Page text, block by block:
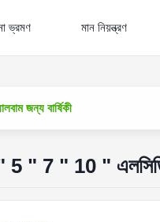
ভ্রমণ মান নিয়ন্ত্রণ
জন্য বার্ষিকী
" 7 " 10 " এলসিডি